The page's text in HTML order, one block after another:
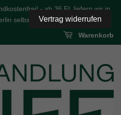
- ab 36 FL liefern wir in
selbst
Warenkorb
Vertrag widerrufen